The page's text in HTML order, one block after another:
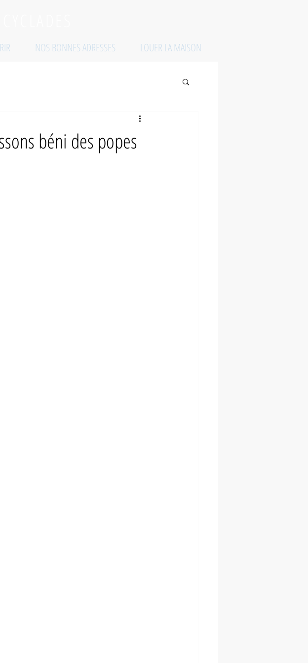
NOS BONNES ADRESSES LOUER LA MAISON
béni des popes